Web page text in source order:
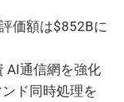
価額は$852Bに
AI通信網を強化
ド同時処理を